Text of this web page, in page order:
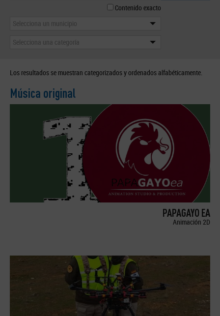
Contenido exacto
Selecciona un municipio
Selecciona una categoría
Los resultados se muestran categorizados y ordenados alfabéticamente.
Música original
PAPAGAYO EA
Animación 2D